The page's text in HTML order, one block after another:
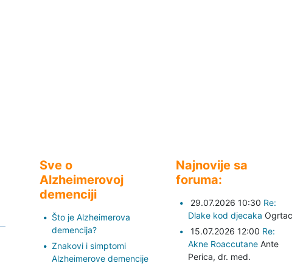
Sve o
Alzheimerovoj
demenciji
Što je Alzheimerova
demencija?
Znakovi i simptomi
Alzheimerove demencije
Najnovije sa
foruma:
29.07.2026 10:30 Re:
Dlake kod djecaka Ogrtac
15.07.2026 12:00 Re:
Akne Roaccutane Ante
Perica, dr. med.